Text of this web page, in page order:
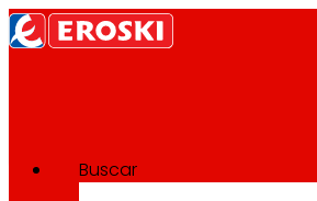
Buscar